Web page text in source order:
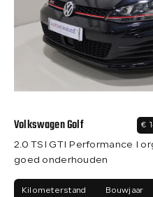
Volkswagen Golf €
2.0 TSI GTI Performance I
goed onderhouden
Kilometerstand Bouwjaar